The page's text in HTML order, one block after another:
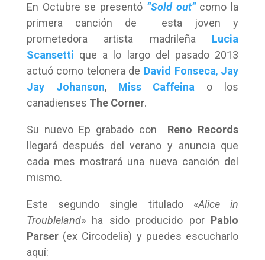
En Octubre se presentó “Sold out”como la
primera canción de esta joven y
prometedora artista madrileña Lucia
Scansetti que a lo largo del pasado 2013
actuó como telonera de David Fonseca, Jay
Jay Johanson, Miss Caffeina o los
canadienses The Corner.
Su nuevo Ep grabado con Reno Records
llegará después del verano y anuncia que
cada mes mostrará una nueva canción del
mismo.
Este segundo single titulado «Alice in
Troubleland» ha sido producido por Pablo
Parser(ex Circodelia) y puedes escucharlo
aquí: